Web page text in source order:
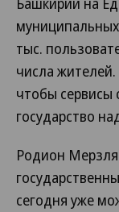
тыс.
числа
чтобы сервисы
государство
Родион
сегодня уже